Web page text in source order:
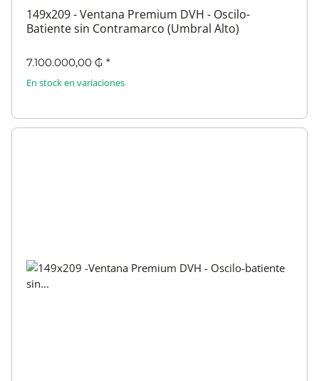
149x209 - Ventana Premium DVH - Oscilo-
Batiente sin Contramarco (Umbral Alto)
7.100.000,00 ₲ *
En stock en variaciones